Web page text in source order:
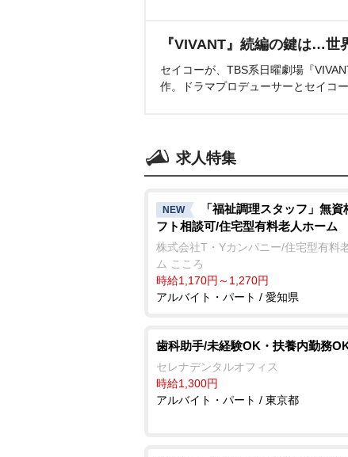
『VIVANT』続編の鍵は…世
セイコーが、TBS系日曜劇場『
作。ドラマプロデューサーとセイコ
求人特集
NEW
「福祉調理スタッフ」無資
フト相談可/住宅型有料老人ホーム
株式会社T・Yカンパニー/住宅型有料
ム こころ
時給1,170円～1,270円
アルバイト・パート / 愛知県
歯科助手/未経験OK・扶養内勤務
セレナデンタルオフィス
時給1,300円
アルバイト・パート / 東京都